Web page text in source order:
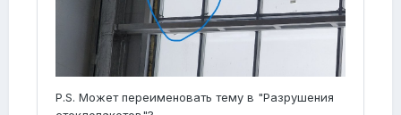
P.S. Может переименовать тему в "Разрушения